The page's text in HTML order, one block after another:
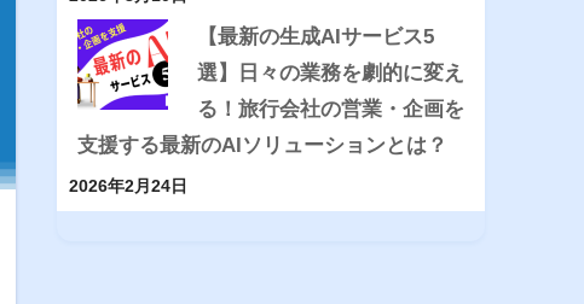
【最新の生成AIサービス5
選】日々の業務を劇的に変え
る！旅行会社の営業・企画を
支援する最新のAIソリューションとは？
2026年2月24日